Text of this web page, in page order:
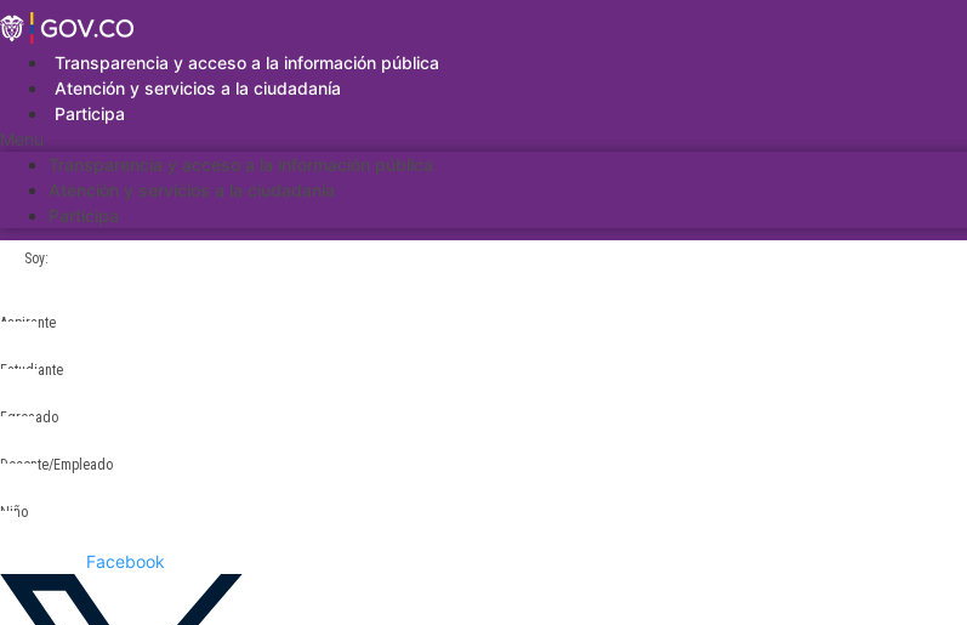
Saltar
al
contenidoTransparencia y acceso a la información pública
Atención y servicios a la ciudadanía
Participa
Menu
Transparencia y acceso a la información pública
Atención y servicios a la ciudadanía
Participa
Soy:
Aspirante
Estudiante
Egresado
Docente/Empleado
Niño
Facebook